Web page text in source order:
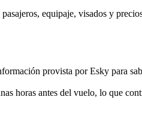
equipaje, visados y
provista por Esky para
horas antes del vuelo, lo que